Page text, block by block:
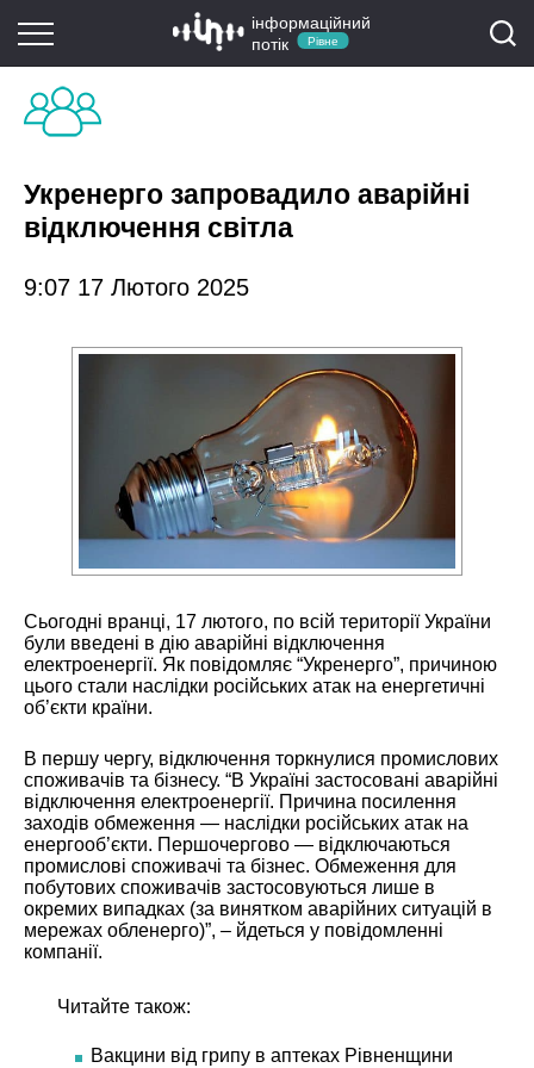
інформаційний
потік
Рівне
Укренерго запровадило аварійні
відключення світла
9:07 17 Лютого 2025
Сьогодні вранці, 17 лютого, по всій території України
були введені в дію аварійні відключення
електроенергії. Як повідомляє “Укренерго”, причиною
цього стали наслідки російських атак на енергетичні
об’єкти країни.
В першу чергу, відключення торкнулися промислових
споживачів та бізнесу. “В Україні застосовані аварійні
відключення електроенергії. Причина посилення
заходів обмеження — наслідки російських атак на
енергооб’єкти. Першочергово — відключаються
промислові споживачі та бізнес. Обмеження для
побутових споживачів застосовуються лише в
окремих випадках (за винятком аварійних ситуацій в
мережах обленерго)”, – йдеться у повідомленні
компанії.
Читайте також:
Вакцини від грипу в аптеках Рівненщини